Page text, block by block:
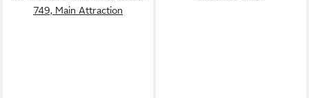
749, Main Attraction